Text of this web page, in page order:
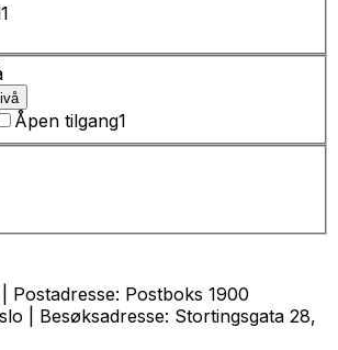
1
Åpen tilgang1
| Postadresse: Postboks 1900
| Besøksadresse: Stortingsgata 28,